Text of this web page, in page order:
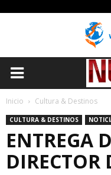
Inicio Cultura & Destinos
CULTURA & DESTINOS
ENTREGA
DIRECTOR